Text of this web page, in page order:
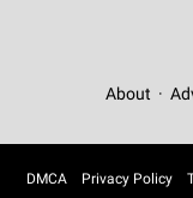
About
DMCA Privacy Policy